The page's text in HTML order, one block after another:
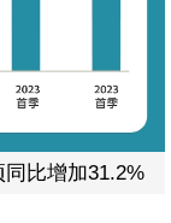
比增加31.2%